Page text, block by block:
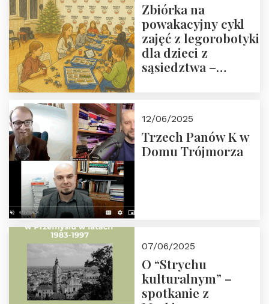
Zbiórka na
powakacyjny cykl
zajęć z legorobotyki
dla dzieci z
sąsiedztwa –
Fundacji
12/06/2025
Trzech Panów K w
Domu Trójmorza
07/06/2025
O “Strychu
kulturalnym” –
spotkanie z